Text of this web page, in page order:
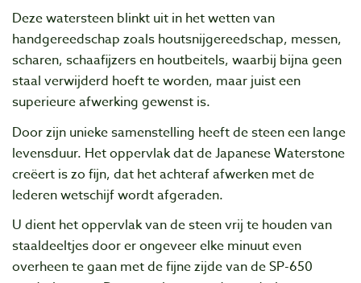
Deze watersteen blinkt uit in het wetten van
handgereedschap zoals houtsnijgereedschap, messen,
scharen, schaafijzers en houtbeitels, waarbij bijna geen
staal verwijderd hoeft te worden, maar juist een
superieure afwerking gewenst is.
Door zijn unieke samenstelling heeft de steen een lange
levensduur. Het oppervlak dat de Japanese Waterstone
creëert is zo fijn, dat het achteraf afwerken met de
lederen wetschijf wordt afgeraden.
U dient het oppervlak van de steen vrij te houden van
staaldeeltjes door er ongeveer elke minuut even
overheen te gaan met de fijne zijde van de SP-650